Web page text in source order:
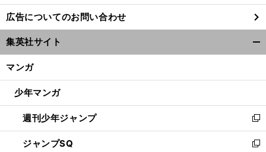
し
い
ウ
ィ
ン
ウ
開
く
広告についてのお問い合わせ
集英社サイト
マンガ
少年マンガ
週刊少年ジャンプ
新
し
い
ジャンプSQ
新